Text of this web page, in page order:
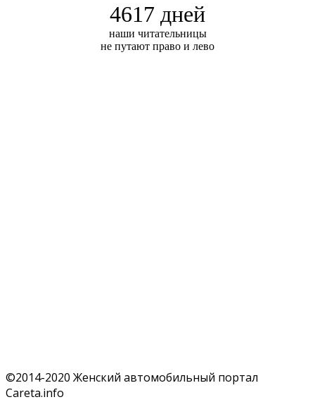
4617 дней
наши читательницы
не путают право и лево
©2014-2020 Женский автомобильный портал
Careta.info